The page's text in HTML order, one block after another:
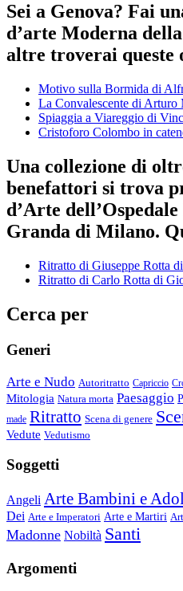
Sei a Genova? Fai
d’arte Moderna
altre troverai queste
Motivo sulla Bormida di
La Convalescente di Arturo
Spiaggia a Viareggio di
Cristoforo Colombo in
Una collezione di
benefattori si trova
d’Arte
Granda di Milano.
Ritratto di Giuseppe Rotta
Ritratto di Carlo Rotta di
Cerca per
Generi
Arte e Nudo Autoritratto Capriccio
Mitologia Natura morta Paesaggio
made Ritratto Scena di genere
Vedute Vedutismo
Soggetti
Angeli Arte Bambini e
Dei Arte e Imperatori Arte e Martiri
Madonne Nobiltà Santi
Argomenti